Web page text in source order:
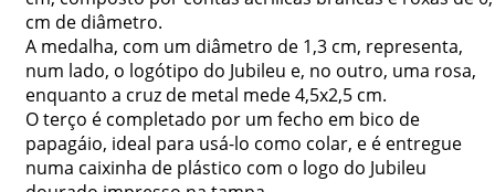
cm de diâmetro.
A medalha, com um diâmetro de 1,3 cm, representa,
num lado, o logótipo do Jubileu e, no outro, uma rosa,
enquanto a cruz de metal mede 4,5x2,5 cm.
O terço é completado por um fecho em bico de
papagáio, ideal para usá-lo como colar, e é entregue
numa caixinha de plástico com o logo do Jubileu